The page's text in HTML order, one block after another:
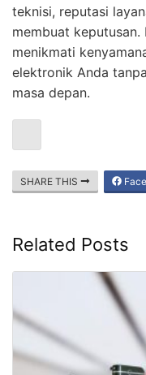
teknisi, reputasi
membuat
menikmati
elektronik Anda
masa depan.
SHARE THIS
Related Posts